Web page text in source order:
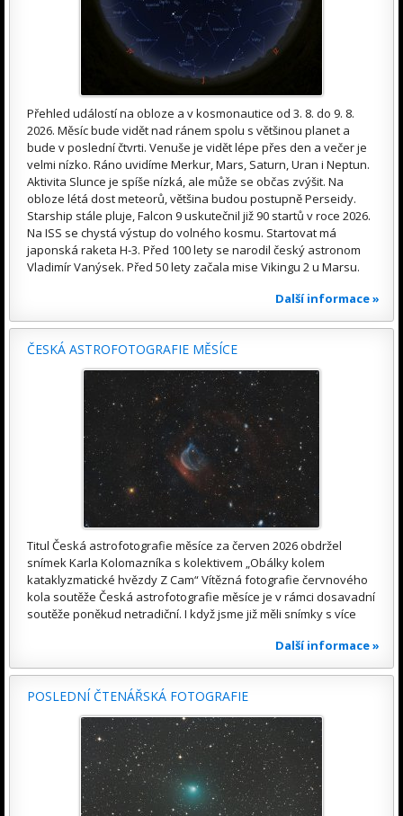
Přehled událostí na obloze a v kosmonautice od 3. 8. do 9. 8.
2026. Měsíc bude vidět nad ránem spolu s většinou planet a
bude v poslední čtvrti. Venuše je vidět lépe přes den a večer je
velmi nízko. Ráno uvidíme Merkur, Mars, Saturn, Uran i Neptun.
Aktivita Slunce je spíše nízká, ale může se občas zvýšit. Na
obloze létá dost meteorů, většina budou postupně Perseidy.
Starship stále pluje, Falcon 9 uskutečnil již 90 startů v roce 2026.
Na ISS se chystá výstup do volného kosmu. Startovat má
japonská raketa H-3. Před 100 lety se narodil český astronom
Vladimír Vanýsek. Před 50 lety začala mise Vikingu 2 u Marsu.
Další informace »
ČESKÁ ASTROFOTOGRAFIE MĚSÍCE
Titul Česká astrofotografie měsíce za červen 2026 obdržel
snímek Karla Kolomazníka s kolektivem „Obálky kolem
kataklyzmatické hvězdy Z Cam“ Vítězná fotografie červnového
kola soutěže Česká astrofotografie měsíce je v rámci dosavadní
soutěže poněkud netradiční. I když jsme již měli snímky s více
Další informace »
POSLEDNÍ ČTENÁŘSKÁ FOTOGRAFIE